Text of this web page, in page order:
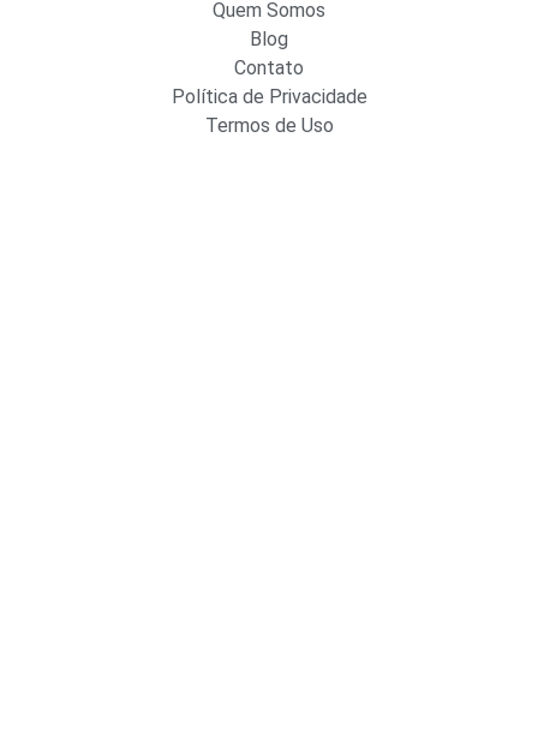
Quem Somos
Blog
Contato
Política de Privacidade
Termos de Uso